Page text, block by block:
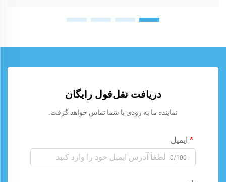
دریافت نقل‌قول رایگان
نماینده ما به زودی با شما تماس خواهد گرفت.
ایمیل
0/100